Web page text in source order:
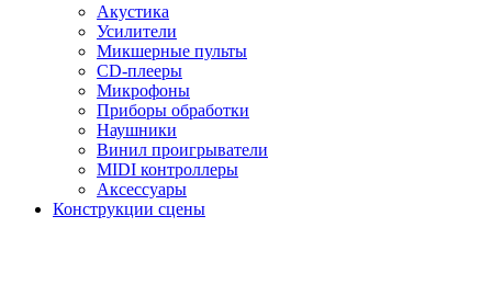
Акустика
Усилители
Микшерные пульты
CD-плееры
Микрофоны
Приборы обработки
Наушники
Винил проигрыватели
MIDI контроллеры
Аксессуары
Конструкции сцены